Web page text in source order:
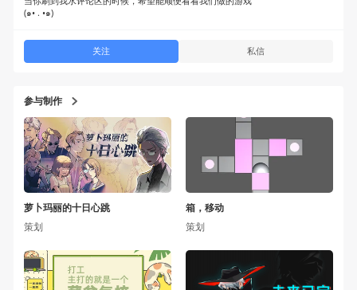
参与制作
萝卜玛丽的十日心跳
策划
箱，移动
策划
(๑• . •๑)
关注 私信